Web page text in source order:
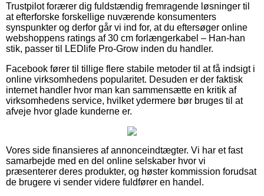
Trustpilot forærer dig fuldstændig fremragende løsninger til
at efterforske forskellige nuværende konsumenters
synspunkter og derfor går vi ind for, at du eftersøger online
webshoppens ratings af 30 cm forlængerkabel – Han-han
stik, passer til LEDlife Pro-Grow inden du handler.
Facebook fører til tillige flere stabile metoder til at få indsigt i
online virksomhedens popularitet. Desuden er der faktisk
internet handler hvor man kan sammensætte en kritik af
virksomhedens service, hvilket ydermere bør bruges til at
afveje hvor glade kunderne er.
Vores side finansieres af annonceindtægter. Vi har et fast
samarbejde med en del online selskaber hvor vi
præsenterer deres produkter, og høster kommission forudsat
de brugere vi sender videre fuldfører en handel.